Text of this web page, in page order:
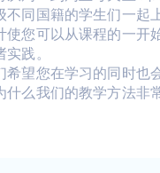
不同国籍的学生们一起
使您可以从课程的一开
实践。
希望您在学习的同时也
什么我们的教学方法非